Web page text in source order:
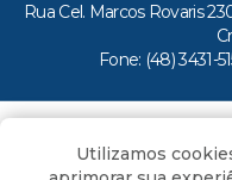
Rua Cel. Marcos Rovaris
Fone: (48) 3431-
Todos os
Utilizamos